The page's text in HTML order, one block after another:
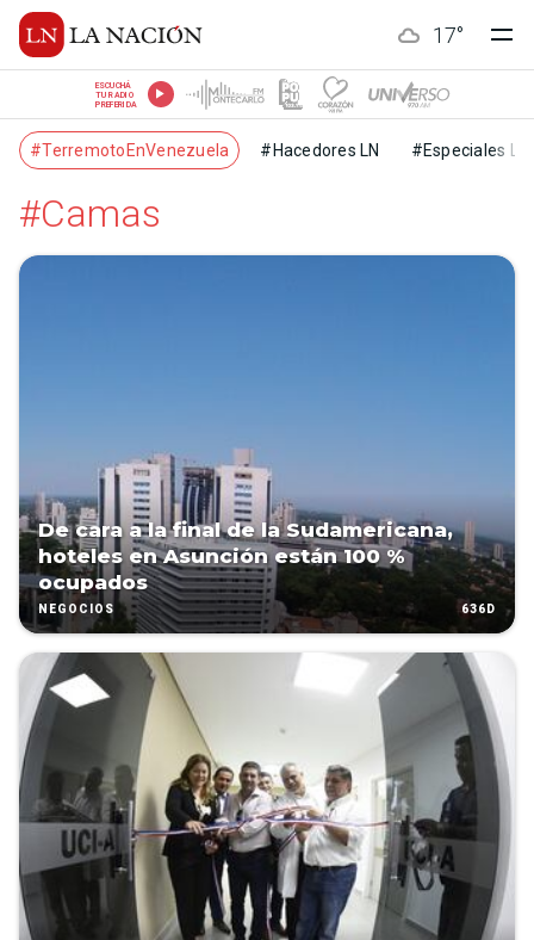
17°
ESCUCHÁ
TU RADIO
PREFERIDA
#TerremotoEnVenezuela #Hacedores LN #Especiales LN
#Camas
De cara a la final de la Sudamericana,
hoteles en Asunción están 100 %
ocupados
NEGOCIOS 636D